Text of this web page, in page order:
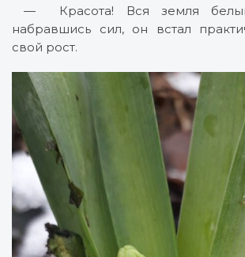
— Красота! Вся земля
набравшись сил, он встал
свой рост.